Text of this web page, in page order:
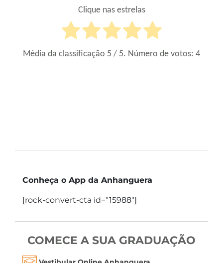
Clique nas estrelas
Média da classificação 5 / 5. Número de votos: 4
Conheça o App da Anhanguera
[rock-convert-cta id="15988"]
COMECE A SUA GRADUAÇÃO